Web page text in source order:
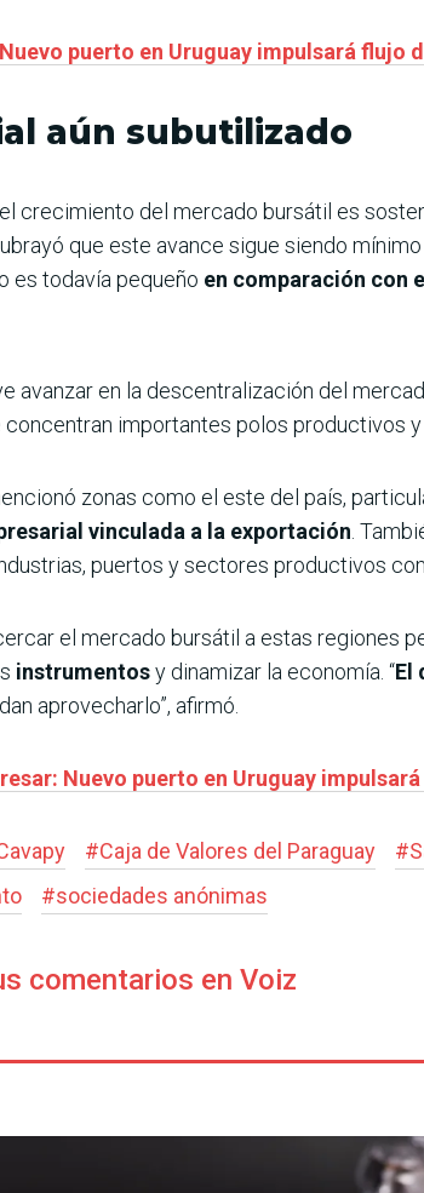
puerto en Uruguay impulsará flujo
aún subutilizado
crecimiento del mercado bursátil es
que este avance sigue siendo
es todavía pequeño en comparación con
avanzar en la descentralización del
concentran importantes polos productivos y
zonas como el este del país,
vinculada a la exportación .
puertos y sectores productivos
el mercado bursátil a estas regiones
instrumentosy dinamizar la economía. “El
aprovecharlo”, afirmó.
Nuevo puerto en Uruguay
#Caja de Valores del Paraguay #
#sociedades anónimas
comentarios en Voiz